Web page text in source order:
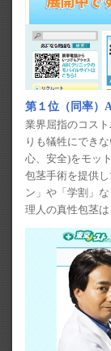
第１位（同率）
業界屈指のコス
りも犠牲にでき
心、安全)をモッ
包茎手術を提供
ン」や「学割」
理人の真性包茎